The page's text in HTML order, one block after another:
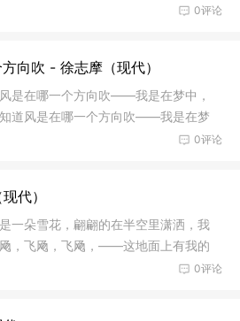
0评论
向吹 - 徐志摩（现代）
是在哪一个方向吹——我是在梦中，
道风是在哪一个方向吹——我是在梦
0评论
代）
一朵雪花，翩翩的在半空里潇洒，我
，飞飏，飞飏，——这地面上有我的
0评论